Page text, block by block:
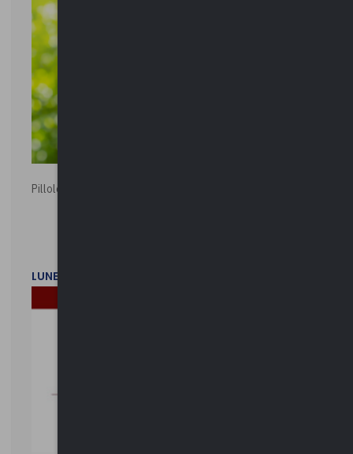
Pillole ambientali | 2026
LUNEDì 2 FEBBRAIO 2026